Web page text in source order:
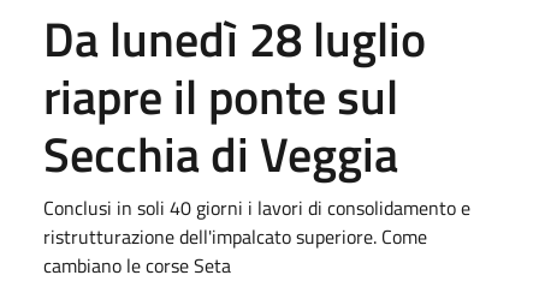
Da lunedì 28 luglio
riapre il ponte sul
Secchia di Veggia
Conclusi in soli 40 giorni i lavori di consolidamento e
ristrutturazione dell'impalcato superiore. Come
cambiano le corse Seta